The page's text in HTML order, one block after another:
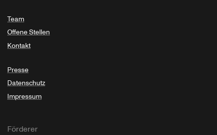
Team
Offene Stellen
Kontakt
Presse
Datenschutz
Impressum
Förderer